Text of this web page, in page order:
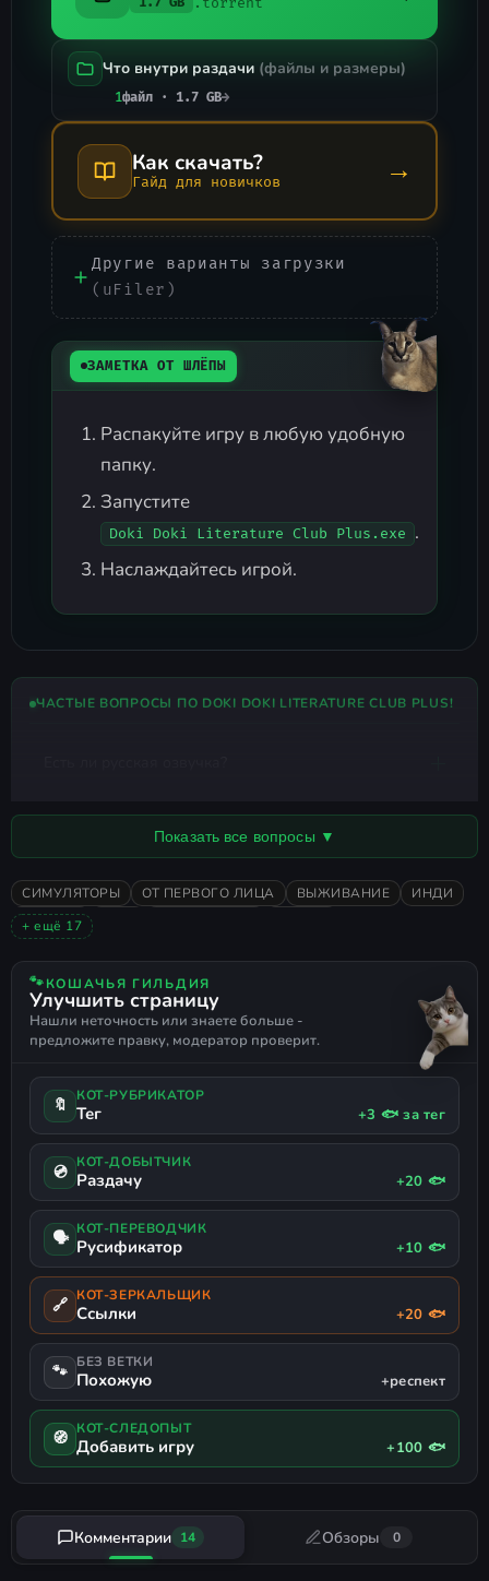
Что внутри раздачи (файлы и размеры)
1файл · 1.7 GB→
Как скачать?
Гайд для новичков →
Другие варианты загрузки
(uFiler)
ЗАМЕТКА ОТ ШЛЁПЫ
Распакуйте игру в любую удобную
папку.
Запустите
Doki Doki Literature Club Plus.exe
.
Наслаждайтесь игрой.
ЧАСТЫЕ ВОПРОСЫ ПО DOKI DOKI LITERATURE CLUB PLUS!
Показать все вопросы ▼
СИМУЛЯТОРЫ ОТ ПЕРВОГО ЛИЦА ВЫЖИВАНИЕ
ИНДИ
ХОРРОР
ОДИНОЧНАЯ
МИЛАЯ
КРАЙНЕ ПОЛОЖИТЕЛЬНЫЕ
ОТЛИЧНЫЙ САУНДТРЕК
НЕСКОЛЬКО КОНЦОВОК
РИСОВАННАЯ
РЕИГРАБЕЛЬНОСТЬ
СИМУЛЯТОР СВИДАНИЙ
РОМАНТИКА
БОГАТЫЙ ЛОР
РУССКИЙ ЯЗЫК
+ ещё 17
🐾КОШАЧЬЯ ГИЛЬДИЯ
Улучшить страницу
Нашли неточность или знаете больше -
предложите правку, модератор проверит.
🔖 КОТ-РУБРИКАТОР
Тег +3 🐟 за тег
💿 КОТ-ДОБЫТЧИК
Раздачу +20 🐟
🗣 КОТ-ПЕРЕВОДЧИК
Русификатор +10 🐟
🔗 КОТ-ЗЕРКАЛЬЩИК
Ссылки +20 🐟
🐾 БЕЗ ВЕТКИ
Похожую +респект
🧭 КОТ-СЛЕДОПЫТ
Добавить игру +100 🐟
Комментарии 14 Обзоры 0